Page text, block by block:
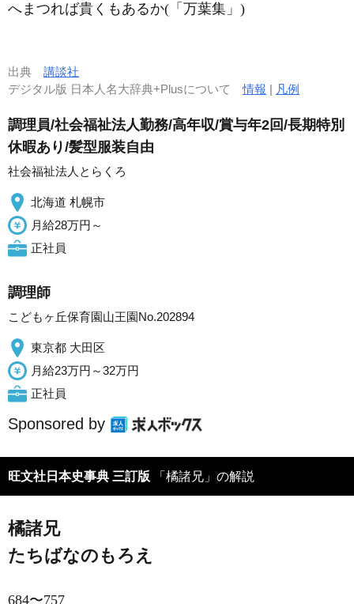
へまつれば貴くもあるか(「万葉集」)
出典 講談社
デジタル版 日本人名大辞典+Plusについて情報 | 凡例
調理員/社会福祉法人勤務/高年収/賞与年2回/長期特別
休暇あり/髪型服装自由
社会福祉法人とらくろ
北海道 札幌市
月給28万円～
正社員
調理師
こどもヶ丘保育園山王園No.202894
東京都 大田区
月給23万円～32万円
正社員
Sponsored by
旺文社日本史事典 三訂版 「橘諸兄」の解説
橘諸兄
たちばなのもろえ
684〜757